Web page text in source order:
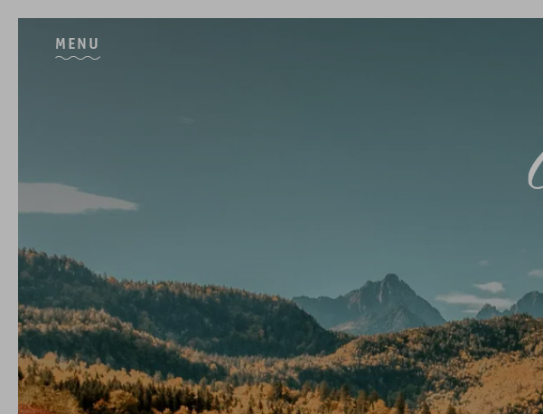
MENU
QUARTOS & SUITES
GASTRONOMIA
Relaxar
SPA & TRATAMENTOS
Momentos a dois
HOTEL ROMÂNTICO